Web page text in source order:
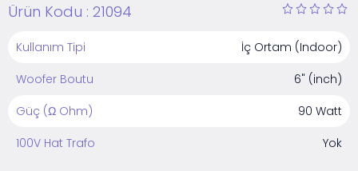
Ürün Kodu : 21094
Kullanım Tipi
İç Ortam (Indoor)
Woofer Boutu
6" (inch)
Güç (Ω Ohm)
90 Watt
100V Hat Trafo
Yok